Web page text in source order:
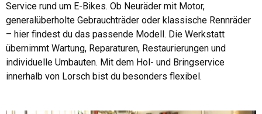
Service rund um E-Bikes. Ob Neuräder mit Motor,
generalüberholte Gebrauchträder oder klassische Rennräder
– hier findest du das passende Modell. Die Werkstatt
übernimmt Wartung, Reparaturen, Restaurierungen und
individuelle Umbauten. Mit dem Hol- und Bringservice
innerhalb von Lorsch bist du besonders flexibel.